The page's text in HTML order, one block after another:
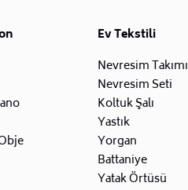
Ev Tekstili
Nevresim Takımı
Nevresim Seti
Koltuk Şalı
Yastık
Yorgan
Battaniye
Yatak Örtüsü